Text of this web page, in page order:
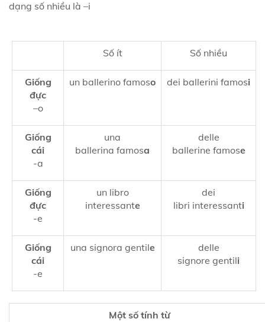
dạng số nhiều là –i
Số ít Số nhiều
Giống
đực
–o
un ballerino famoso dei ballerini famosi
Giống
cái
-a
una
ballerina famosa
delle
ballerine famose
Giống
đực
-e
un libro
interessante
dei
libri interessanti
Giống
cái
-e
una signora gentile
delle
signore gentili
Một số tính từ